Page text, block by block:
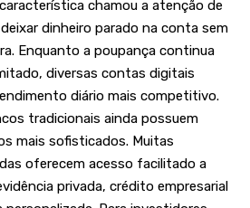
chamou a atenção de
dinheiro parado na conta sem
Enquanto a poupança continua
diversas contas digitais
diário mais competitivo.
tradicionais ainda possuem
mais sofisticados. Muitas
oferecem acesso facilitado a
privada, crédito empresarial